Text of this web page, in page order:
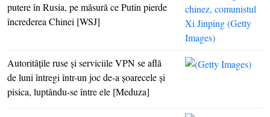
putere în Rusia, pe măsură ce Putin pierde
încrederea Chinei [WSJ]
Autorităţile ruse şi serviciile VPN se află
de luni întregi într-un joc de-a şoarecele şi
pisica, luptându-se între ele [Meduza]